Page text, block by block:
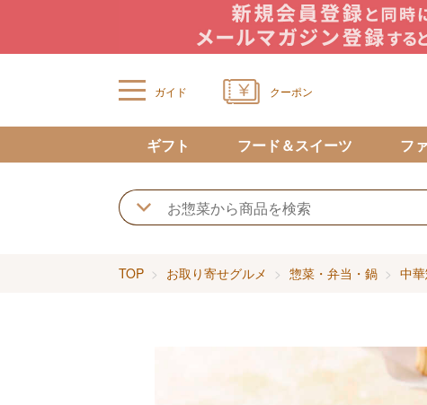
ガイド クーポン
ギフト フード＆スイーツ フ
TOP お取り寄せグルメ 惣菜・弁当・鍋 中